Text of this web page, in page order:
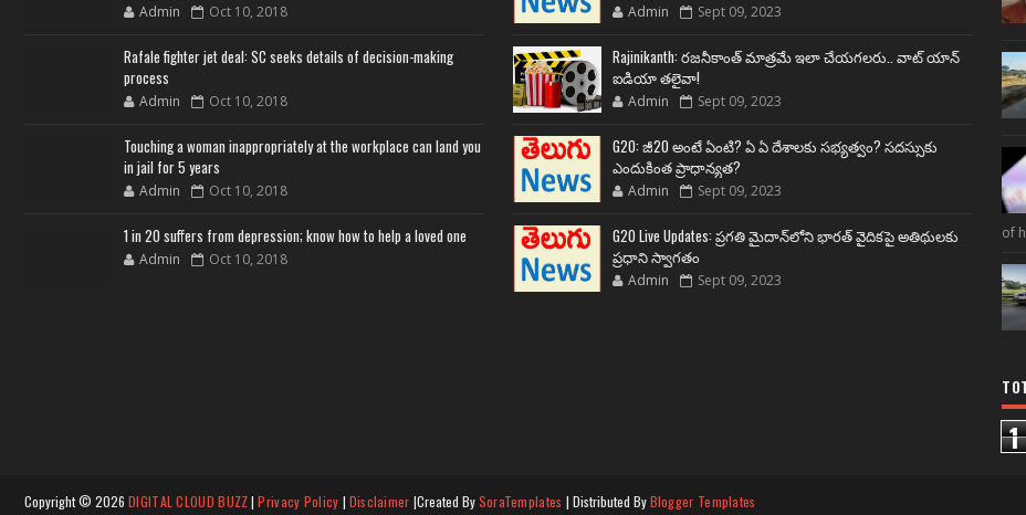
Admin Oct 10, 2018
Rafale fighter jet deal: SC seeks details of decision-making
process
Admin Oct 10, 2018
Touching a woman inappropriately at the workplace can land you
in jail for 5 years
Admin Oct 10, 2018
1 in 20 suffers from depression; know how to help a loved one
Admin Oct 10, 2018
Admin Sept 09, 2023
Rajinikanth: రజనీకాంత్ మాత్రమే ఇలా చేయగలరు.. వాట్ యాన్
ఐడియా తలైవా!
Admin Sept 09, 2023
G20: జీ20 అంటే ఏంటి? ఏ ఏ దేశాలకు సభ్యత్వం? సదస్సుకు
ఎందుకింత ప్రాధాన్యత?
Admin Sept 09, 2023
G20 Live Updates: ప్రగతి మైదాన్‌లోని భారత్ వైదికపై అతిథులకు
ప్రధాని స్వాగతం
Admin Sept 09, 2023
of
1
Copyright © 2026 DIGITAL CLOUD BUZZ|Privacy Policy | Disclaimer |Created BySoraTemplates | Distributed ByBlogger Templates